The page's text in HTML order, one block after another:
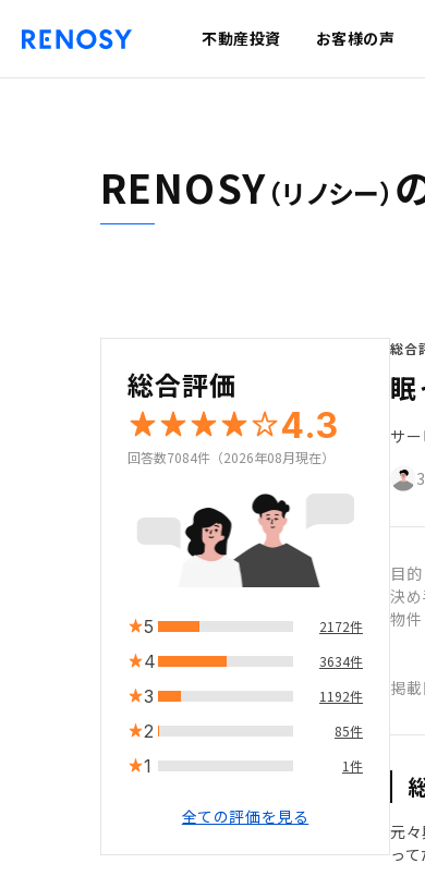
不動産投資 お客様の声
RENOSY（リノシー）
総合評価
4.3
回答数7084件（2026年08月現在）
5 2172件
4 3634件
3 1192件
2 85件
1 1件
全ての評価を見る
総合
サー
目的
決
物件
掲載
元
っ